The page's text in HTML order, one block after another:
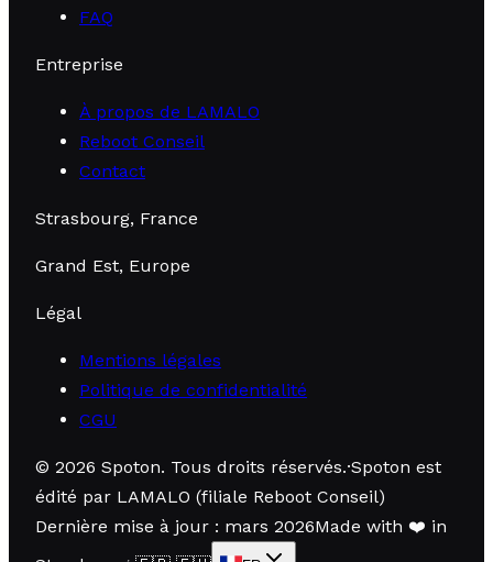
FAQ
Entreprise
À propos de LAMALO
Reboot Conseil
Contact
Strasbourg, France
Grand Est, Europe
Légal
Mentions légales
Politique de confidentialité
CGU
© 2026 Spoton. Tous droits réservés.·Spoton est
édité par LAMALO (filiale Reboot Conseil)
Dernière mise à jour : mars 2026Made with ❤️ in